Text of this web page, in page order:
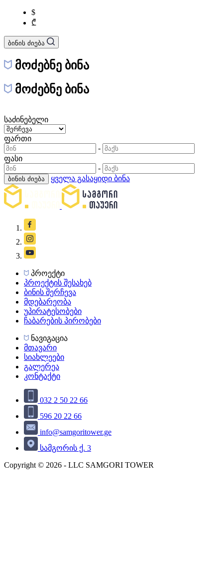
$
₾
ბინის ძიება
მოძებნე ბინა
მოძებნე ბინა
საძინებელი
ფართი
-
ფასი
-
ბინის ძიება ყველა გასაყიდი ბინა
პროექტი
პროექტის შესახებ
ბინის შერჩევა
მდებარეობა
უპირატესობები
ჩაბარების პირობები
ნავიგაცია
მთავარი
სიახლეები
გალერეა
კონტაქტი
032 2 50 22 66
596 20 22 66
info@samgoritower.ge
სამგორის ქ. 3
Copyright © 2026 - LLC SAMGORI TOWER